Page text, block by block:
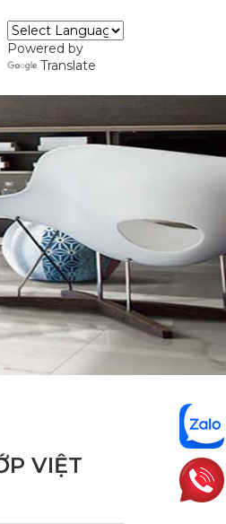
Powered by
Translate
VIỆT